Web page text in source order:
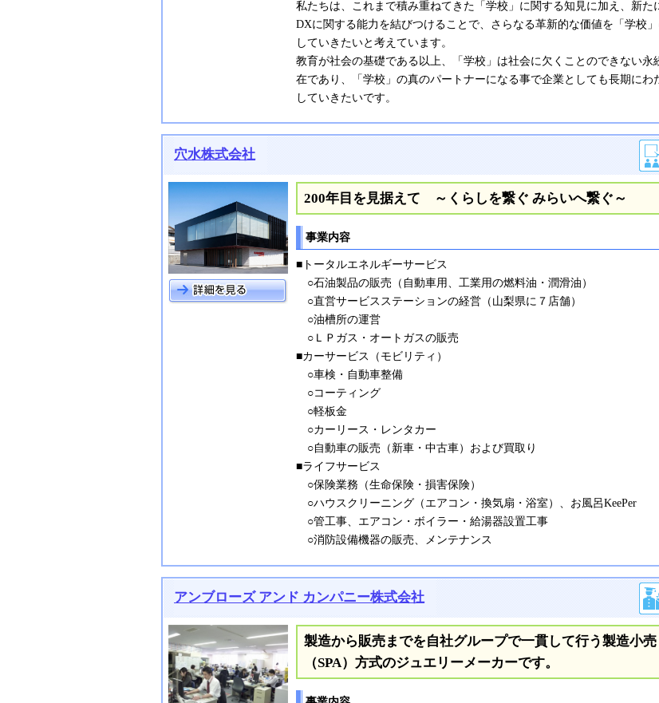
私たちは、これまで積み重ねてきた「学校」に関する知見に加え、新た
DXに関する能力を結びつけることで、さらなる革新的な価値を「学校
していきたいと考えています。
教育が社会の基礎である以上、「学校」は社会に欠くことのできない永
在であり、「学校」の真のパートナーになる事で企業としても長期にわ
していきたいです。
穴水株式会社
200年目を見据えて ～くらしを繋ぐ みらいへ繋ぐ～
事業内容
■トータルエネルギーサービス
○石油製品の販売（自動車用、工業用の燃料油・潤滑油）
○直営サービスステーションの経営（山梨県に７店舗）
○油槽所の運営
○ＬＰガス・オートガスの販売
■カーサービス（モビリティ）
○車検・自動車整備
○コーティング
○軽板金
○カーリース・レンタカー
○自動車の販売（新車・中古車）および買取り
■ライフサービス
○保険業務（生命保険・損害保険）
○ハウスクリーニング（エアコン・換気扇・浴室）、お風呂KeePer
○管工事、エアコン・ボイラー・給湯器設置工事
○消防設備機器の販売、メンテナンス
アンブローズ アンド カンパニー株式会社
製造から販売までを自社グループで一貫して行う製造小売
（SPA）方式のジュエリーメーカーです。